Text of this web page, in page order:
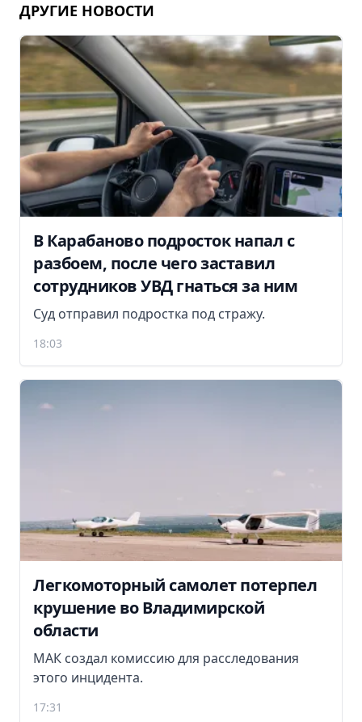
ДРУГИЕ НОВОСТИ
В Карабаново подросток напал с
разбоем, после чего заставил
сотрудников УВД гнаться за ним
Суд отправил подростка под стражу.
18:03
Легкомоторный самолет потерпел
крушение во Владимирской
области
МАК создал комиссию для расследования
этого инцидента.
17:31